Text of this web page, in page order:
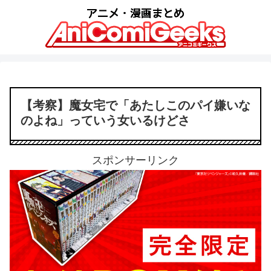
【考察】魔女宅で「あたしこのパイ嫌いな
のよね」っていう女いるけどさ
スポンサーリンク